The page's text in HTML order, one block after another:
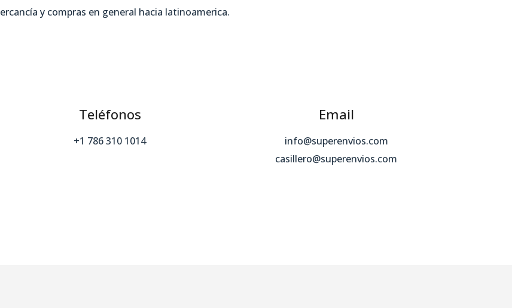
y compras en general hacia latinoamerica.
Teléfonos
+1 786 310 1014
Email
info@superenvios.com
casillero@superenvios.com